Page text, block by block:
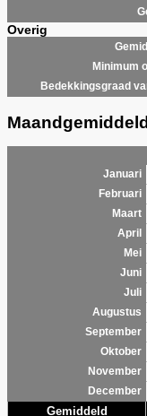
Overig
Minimum
Bedekkingsgraad
Januari
Februari
Maart
April
Mei
Juni
Juli
Augustus
September
Oktober
November
December
Gemiddeld